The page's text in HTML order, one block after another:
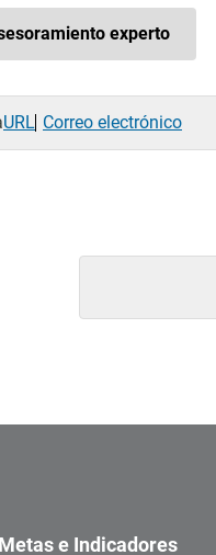
experto
URL Correo electrónico
Metas e Indicadores